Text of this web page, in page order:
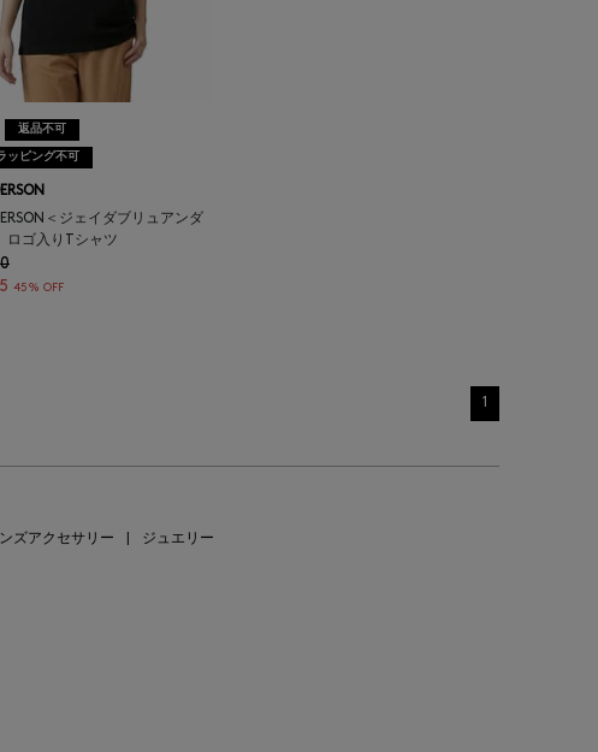
返品不可
ッピング不可
＜ジェイダブリュアンダ
ロゴ入りTシャツ
45% OFF
1
ズアクセサリー ジュエリー